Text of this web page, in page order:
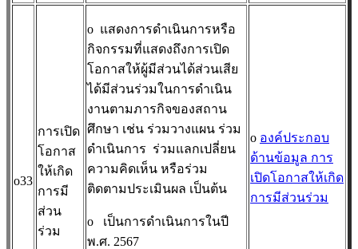
o33
การเปิด
โอกาส
ให้เกิด
การมี
ส่วน
ร่วม
o แสดงการดำเนินการหรือ
กิจกรรมที่แสดงถึงการเปิด
โอกาสให้ผู้มีส่วนได้ส่วนเสีย
ได้มีส่วนร่วมในการดำเนิน
งานตามภารกิจของสถาน
ศึกษา เช่น ร่วมวางแผน ร่วม
ดำเนินการ ร่วมแลกเปลี่ยน
ความคิดเห็น หรือร่วม
ติดตามประเมินผล เป็นต้น
o เป็นการดำเนินการในปี
พ.ศ. 2567
o องค์ประกอบ
ด้านข้อมูล การ
เปิดโอกาสให้เกิด
การมีส่วนร่วม